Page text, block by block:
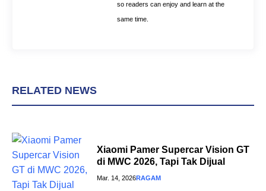
so readers can enjoy and learn at the
same time.
RELATED NEWS
Xiaomi Pamer Supercar Vision GT
di MWC 2026, Tapi Tak Dijual
Mar. 14, 2026RAGAM